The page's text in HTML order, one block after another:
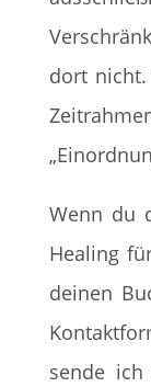
dort
Wenn du
Healing
deinen
sende